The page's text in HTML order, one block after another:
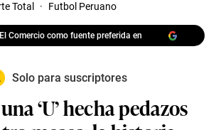
Total · Futbol Peruano
Comercio como fuente preferida en
Solo para suscriptores
‘U’ hecha pedazos